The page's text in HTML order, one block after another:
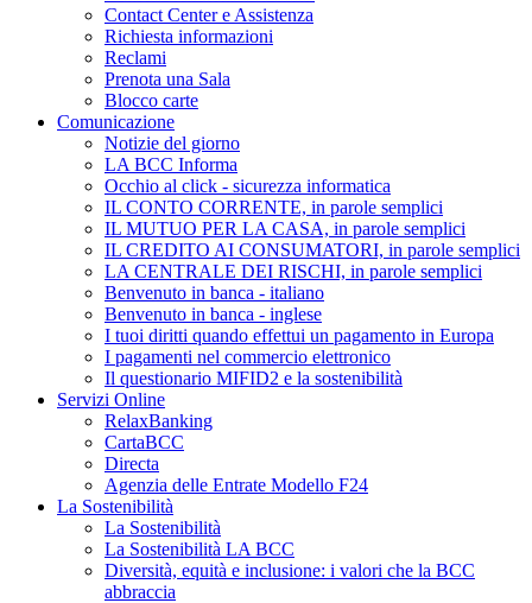
Contact Center e Assistenza
Richiesta informazioni
Reclami
Prenota una Sala
Blocco carte
Comunicazione
Notizie del giorno
LA BCC Informa
Occhio al click - sicurezza informatica
IL CONTO CORRENTE, in parole semplici
IL MUTUO PER LA CASA, in parole semplici
IL CREDITO AI CONSUMATORI, in parole semplici
LA CENTRALE DEI RISCHI, in parole semplici
Benvenuto in banca - italiano
Benvenuto in banca - inglese
I tuoi diritti quando effettui un pagamento in Europa
I pagamenti nel commercio elettronico
Il questionario MIFID2 e la sostenibilità
Servizi Online
RelaxBanking
CartaBCC
Directa
Agenzia delle Entrate Modello F24
La Sostenibilità
La Sostenibilità
La Sostenibilità LA BCC
Diversità, equità e inclusione: i valori che la BCC
abbraccia